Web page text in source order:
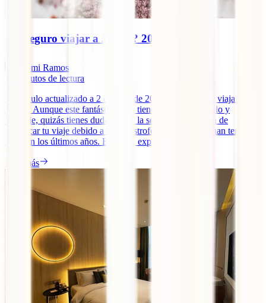
¿Es seguro viajar a Japón? 2026
Domi Ramos
minutos de lectura
~ Artículo actualizado a 2 de julio de 2026 ~ ¿Es seguro viajar a
Japón? Aunque este fantástico país tiene fama de tranquilo y
apacible, quizás tienes dudas sobre la seguridad a la hora de
planificar tu viaje debido a las catástrofes naturales que han tenido
lugar en los últimos años. En IATI, expertos en [...]
Leer más